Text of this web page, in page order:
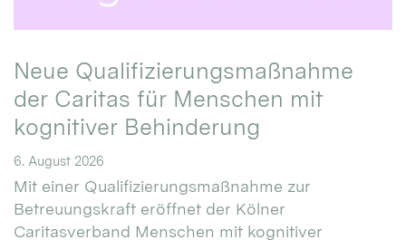
Neue Qualifizierungsmaßnahme
der Caritas für Menschen mit
kognitiver Behinderung
6. August 2026
Mit einer Qualifizierungsmaßnahme zur
Betreuungskraft eröffnet der Kölner
Caritasverband Menschen mit kognitiver